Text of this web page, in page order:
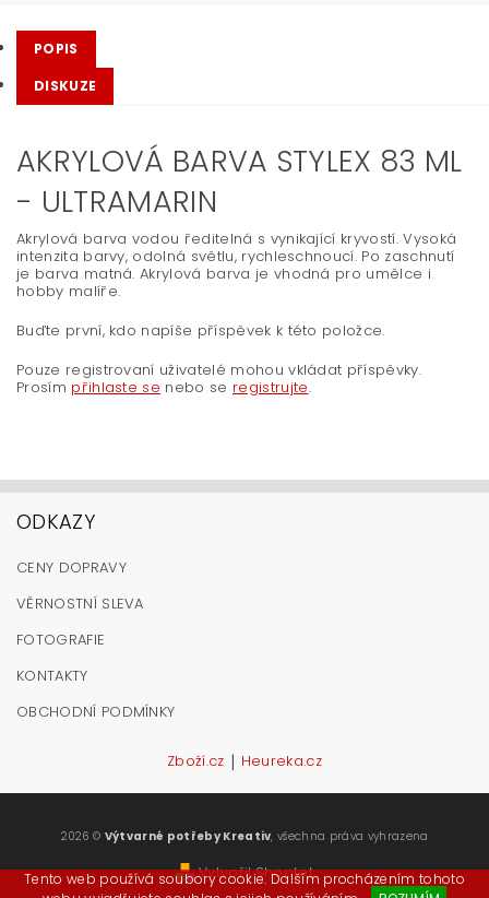
POPIS
DISKUZE
AKRYLOVÁ BARVA STYLEX 83 ML
- ULTRAMARIN
Akrylová barva vodou ředitelná s vynikající kryvostí. Vysoká
intenzita barvy, odolná světlu, rychleschnoucí. Po zaschnutí
je barva matná. Akrylová barva je vhodná pro umělce i
hobby malíře.
Buďte první, kdo napíše příspěvek k této položce.
Pouze registrovaní uživatelé mohou vkládat příspěvky.
Prosím přihlaste se nebo se registrujte.
ODKAZY
CENY DOPRAVY
VĚRNOSTNÍ SLEVA
FOTOGRAFIE
KONTAKTY
OBCHODNÍ PODMÍNKY
Zboží.cz | Heureka.cz
2026 © Výtvarné potřeby Kreativ, všechna práva vyhrazena
Vytvořil Shoptet
Tento web používá soubory cookie. Dalším procházením tohoto